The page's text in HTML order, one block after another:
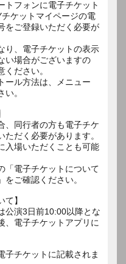
トフォンに電子チケット
ケットマイページの電
をご登録いただく必要が
り、電子チケットの表示
い場合がございますの
ださい。
ール方法は、メニュー
い。
、同行者の方も電子チケ
だく必要があります。
入場いただくことも可能
「電子チケットについて
ご確認ください。
て】
公演3日前10:00以降とな
、電子チケットアプリに
チケットに記載されま